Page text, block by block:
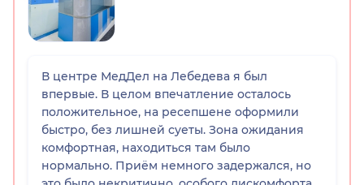
В центре МедДел на Лебедева я был
впервые. В целом впечатление осталось
положительное, на ресепшене оформили
быстро, без лишней суеты. Зона ожидания
комфортная, находиться там было
нормально. Приём немного задержался, но